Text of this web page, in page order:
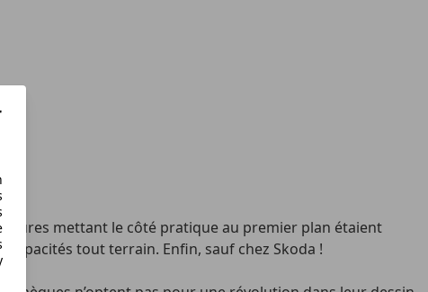
mettant le côté pratique au premier plan étaient
capacités tout terrain. Enfin, sauf chez Skoda !